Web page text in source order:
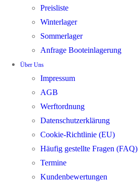
Preisliste
Winterlager
Sommerlager
Anfrage Booteinlagerung
Über Uns
Impressum
AGB
Werftordnung
Datenschutzerklärung
Cookie-Richtlinie (EU)
Häufig gestellte Fragen (FAQ)
Termine
Kundenbewertungen